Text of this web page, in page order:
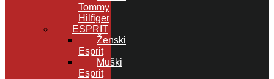
Tommy
Hilfiger
ESPRIT
Ženski
Esprit
Muški
Esprit